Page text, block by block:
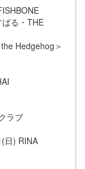
る・THE
Hedgehog＞
ラブ
日) RINA